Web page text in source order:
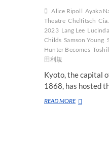
Alice Ripoll Ayaka
Theatre Chelfitsch
2023 Lang Lee
Childs Samson Young
Hunter Becomes
田利規
Kyoto, the capital
1868, has hosted
READ MOREKyoto